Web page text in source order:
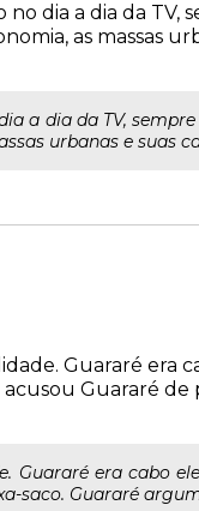
dia a dia da TV,
as massas
a dia da TV,
urbanas e suas
Guararé era
Guararé
Guararé era cabo
saco. Guararé